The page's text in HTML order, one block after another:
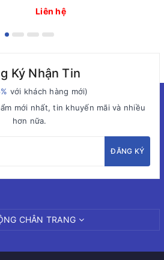
Liên hệ
Ký Nhận Tin
với khách hàng mới)
mới nhất, tin khuyến mãi và nhiều
hơn nữa.
ĐĂNG KÝ
CHÂN TRANG